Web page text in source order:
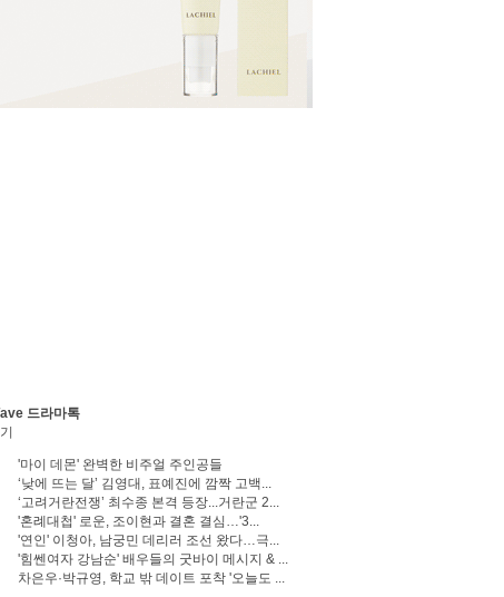
드라마톡
'마이 데몬' 완벽한 비주얼 주인공들
‘낮에 뜨는 달’ 김영대, 표예진에 깜짝 고백...
‘고려거란전쟁’ 최수종 본격 등장...거란군 2...
'혼례대첩' 로운, 조이현과 결혼 결심…'3...
'연인' 이청아, 남궁민 데리러 조선 왔다…극...
'힘쎈여자 강남순' 배우들의 굿바이 메시지 & ...
차은우·박규영, 학교 밖 데이트 포착 '오늘도 ...